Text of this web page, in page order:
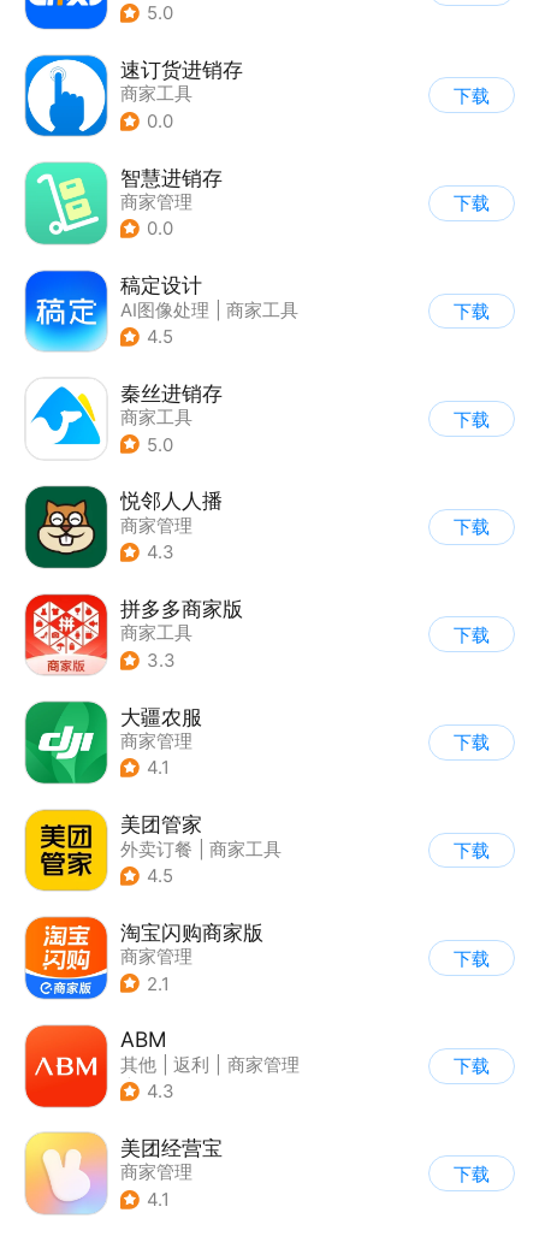
5.0
速订货进销存
商家工具
0.0
下载
智慧进销存
商家管理
0.0
下载
稿定设计
AI图像处理
商家工具
4.5
下载
秦丝进销存
商家工具
5.0
下载
悦邻人人播
商家管理
4.3
下载
拼多多商家版
商家工具
3.3
下载
大疆农服
商家管理
4.1
下载
美团管家
外卖订餐
商家工具
4.5
下载
淘宝闪购商家版
商家管理
2.1
下载
ABM
其他 返利
商家管理
| 海淘
4.3
下载
美团经营宝
商家管理
4.1
下载